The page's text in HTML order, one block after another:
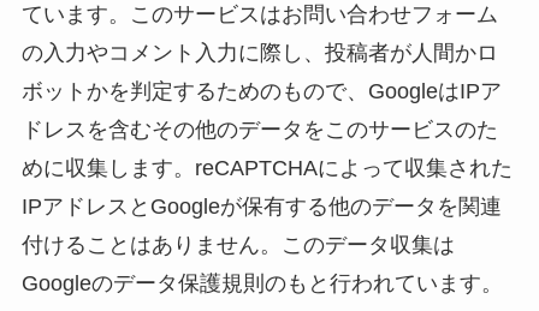
ています。このサービスはお問い合わせフォーム
の入力やコメント入力に際し、投稿者が人間かロ
ボットかを判定するためのもので、GoogleはIPア
ドレスを含むその他のデータをこのサービスのた
めに収集します。reCAPTCHAによって収集された
IPアドレスとGoogleが保有する他のデータを関連
付けることはありません。このデータ収集は
Googleのデータ保護規則のもと行われています。